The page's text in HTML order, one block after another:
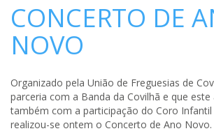
CONCERTO DE
NOVO
Organizado pela União de Freguesias de
parceria com a Banda da Covilhã e que
também com a participação do Coro
realizou-se ontem o Concerto de Ano Novo.